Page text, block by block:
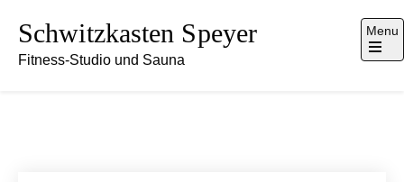
content
Schwitzkasten Speyer
Fitness-Studio und Sauna
Menu
Open